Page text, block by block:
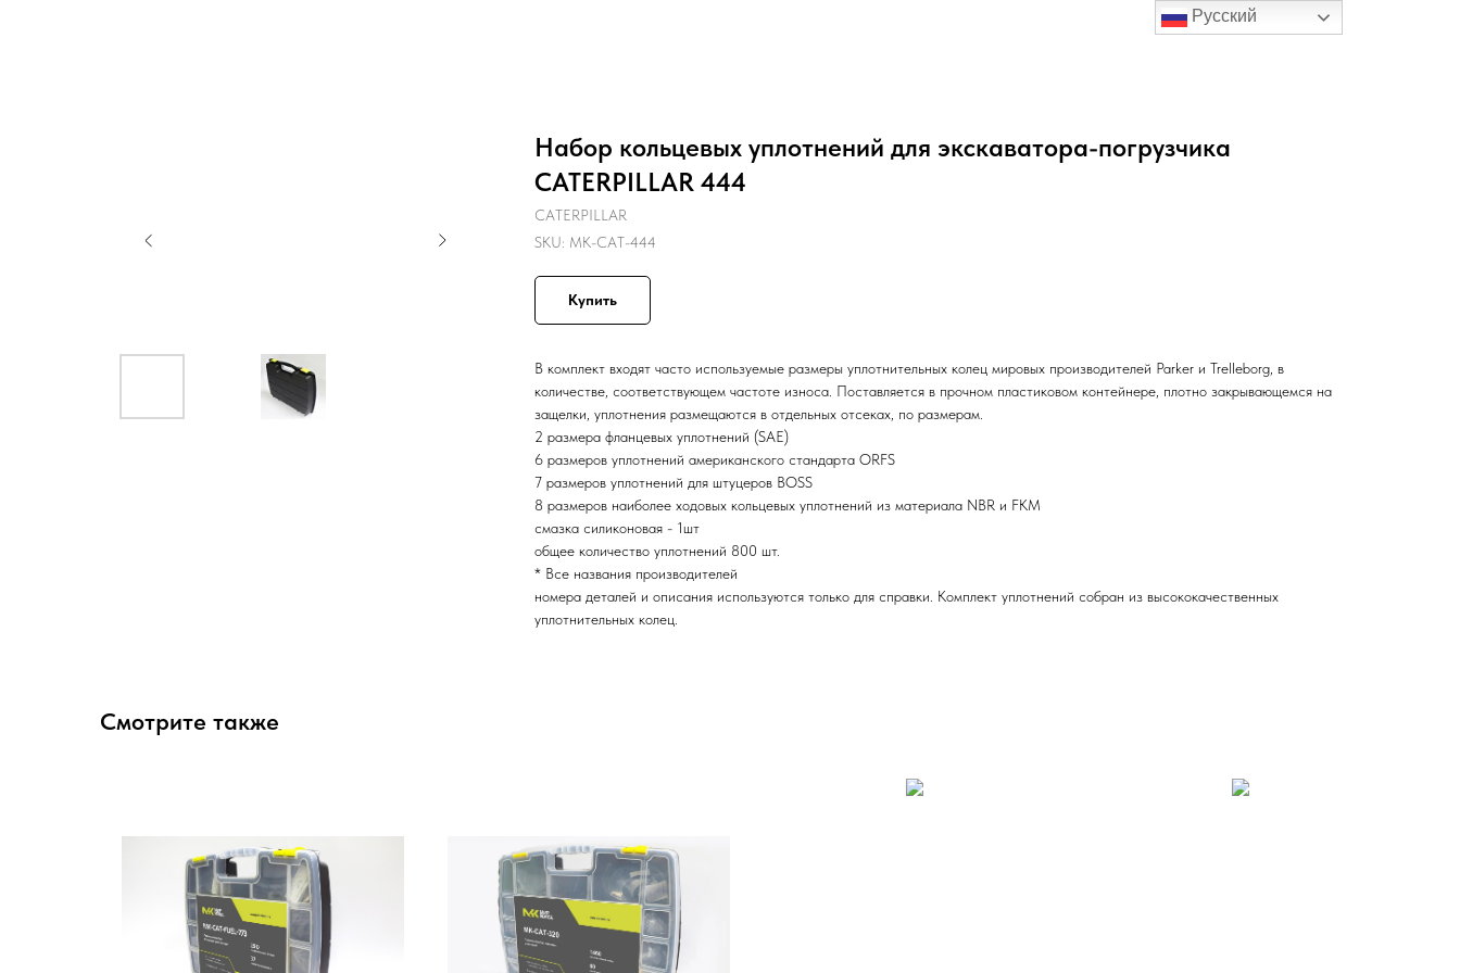
Русский
Набор кольцевых уплотнений для экскаватора-погрузчика
CATERPILLAR 444
CATERPILLAR
SKU: MK-CAT-444
Купить
В комплект входят часто используемые размеры уплотнительных колец мировых производителей Parker и Trelleborg, в
количестве, соответствующем частоте износа. Поставляется в прочном пластиковом контейнере, плотно закрывающемся на
защелки, уплотнения размещаются в отдельных отсеках, по размерам.
2 размера фланцевых уплотнений (SAE)
6 размеров уплотнений американского стандарта ORFS
7 размеров уплотнений для штуцеров BOSS
8 размеров наиболее ходовых кольцевых уплотнений из материала NBR и FKM
смазка силиконовая - 1шт
общее количество уплотнений 800 шт.
* Все названия производителей
номера деталей и описания используются только для справки. Комплект уплотнений собран из высококачественных
уплотнительных колец.
Смотрите также